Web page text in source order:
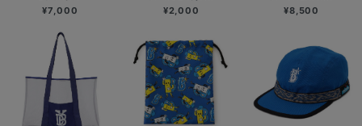
¥7,000 ¥2,000 ¥8,500